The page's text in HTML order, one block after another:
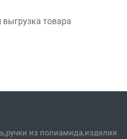
товара
из полиамида,изделия